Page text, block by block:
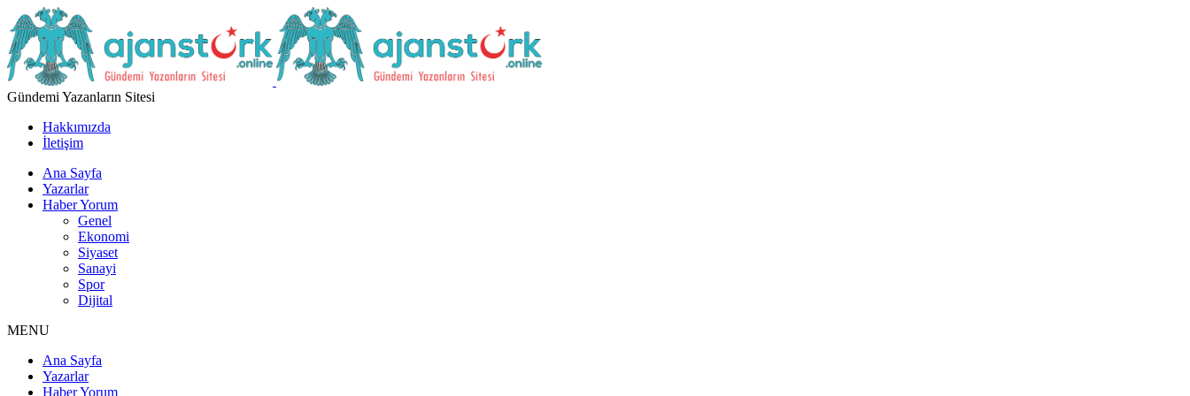
Gündemi Yazanların Sitesi
Hakkımızda
İletişim
Ana Sayfa
Yazarlar
Haber Yorum
Genel
Ekonomi
Siyaset
Sanayi
Spor
Dijital
MENU
Ana Sayfa
Yazarlar
Haber Yorum